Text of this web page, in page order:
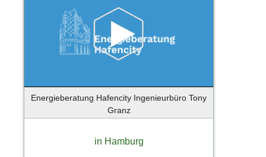
Energieberatung Hafencity Ingenieurbüro Tony
Granz
in Hamburg